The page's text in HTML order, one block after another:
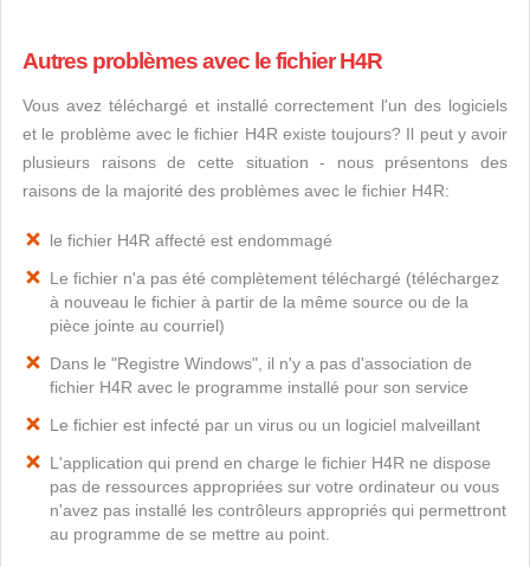
Autres problèmes avec le fichier H4R
Vous avez téléchargé et installé correctement l'un des logiciels
et le problème avec le fichier H4R existe toujours? Il peut y avoir
plusieurs raisons de cette situation - nous présentons des
raisons de la majorité des problèmes avec le fichier H4R:
le fichier H4R affecté est endommagé
Le fichier n'a pas été complètement téléchargé (téléchargez
à nouveau le fichier à partir de la même source ou de la
pièce jointe au courriel)
Dans le "Registre Windows", il n'y a pas d'association de
fichier H4R avec le programme installé pour son service
Le fichier est infecté par un virus ou un logiciel malveillant
L'application qui prend en charge le fichier H4R ne dispose
pas de ressources appropriées sur votre ordinateur ou vous
n'avez pas installé les contrôleurs appropriés qui permettront
au programme de se mettre au point.